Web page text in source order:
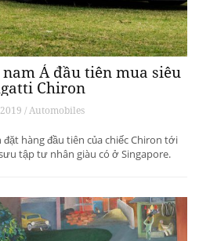
Á đầu tiên mua siêu
Chiron
/ Automobiles
hàng đầu tiên của chiếc Chiron tới
tập tư nhân giàu có ở Singapore.